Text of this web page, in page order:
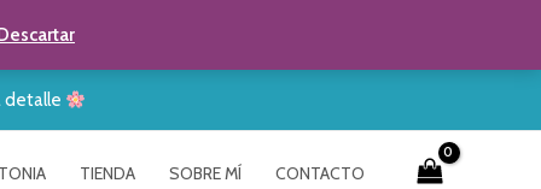
detalle
TIENDA SOBRE MÍ CONTACTO